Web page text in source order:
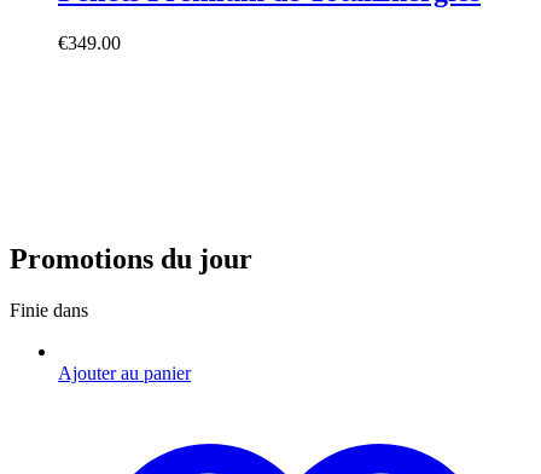
€349.00
Promotions du jour
Finie dans
Ajouter au panier